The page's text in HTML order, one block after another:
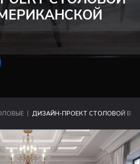
ДИЗАЙН-ПРОЕКТ СТОЛОВОЙ В